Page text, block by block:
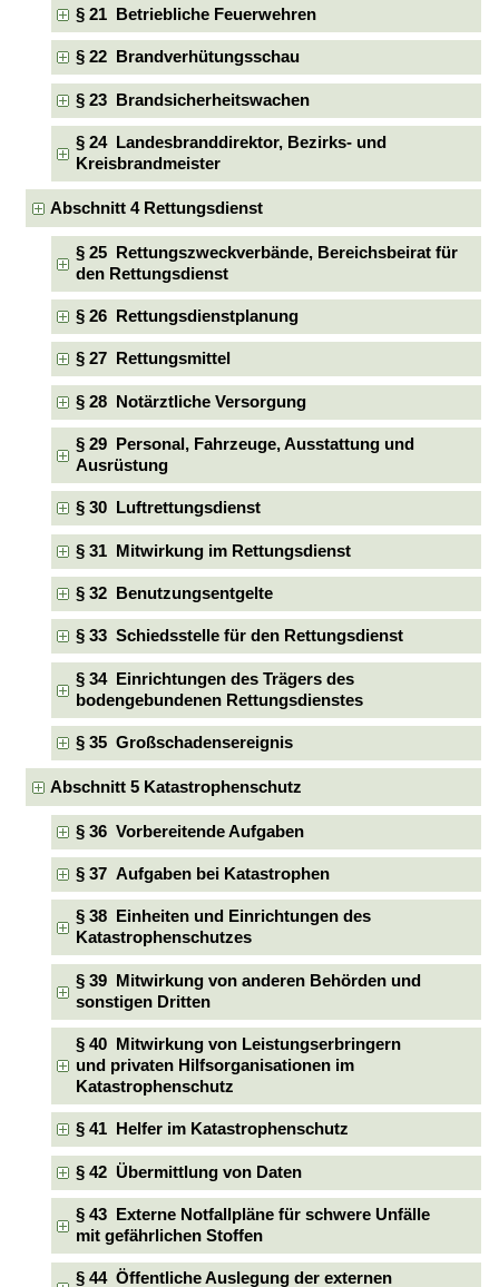
§ 21 Betriebliche Feuerwehren
§ 22 Brandverhütungsschau
§ 23 Brandsicherheitswachen
§ 24 Landesbranddirektor, Bezirks- und
Kreisbrandmeister
Abschnitt 4 Rettungsdienst
§ 25 Rettungszweckverbände, Bereichsbeirat für
den Rettungsdienst
§ 26 Rettungsdienstplanung
§ 27 Rettungsmittel
§ 28 Notärztliche Versorgung
§ 29 Personal, Fahrzeuge, Ausstattung und
Ausrüstung
§ 30 Luftrettungsdienst
§ 31 Mitwirkung im Rettungsdienst
§ 32 Benutzungsentgelte
§ 33 Schiedsstelle für den Rettungsdienst
§ 34 Einrichtungen des Trägers des
bodengebundenen Rettungsdienstes
§ 35 Großschadensereignis
Abschnitt 5 Katastrophenschutz
§ 36 Vorbereitende Aufgaben
§ 37 Aufgaben bei Katastrophen
§ 38 Einheiten und Einrichtungen des
Katastrophenschutzes
§ 39 Mitwirkung von anderen Behörden und
sonstigen Dritten
§ 40 Mitwirkung von Leistungserbringern
und privaten Hilfsorganisationen im
Katastrophenschutz
§ 41 Helfer im Katastrophenschutz
§ 42 Übermittlung von Daten
§ 43 Externe Notfallpläne für schwere Unfälle
mit gefährlichen Stoffen
§ 44 Öffentliche Auslegung der externen